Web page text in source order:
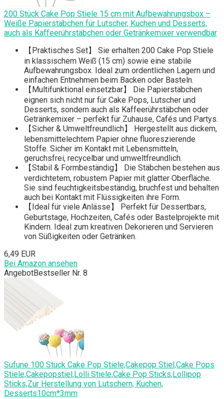
200 Stück Cake Pop Stiele 15 cm mit Aufbewahrungsbox –
Weiße Papierstäbchen für Lutscher, Kuchen und Desserts,
auch als Kaffeerührstäbchen oder Getränkemixer verwendbar
【Praktisches Set】 Sie erhalten 200 Cake Pop Stiele
in klassischem Weiß (15 cm) sowie eine stabile
Aufbewahrungsbox. Ideal zum ordentlichen Lagern und
einfachen Entnehmen beim Backen oder Basteln.
【Multifunktional einsetzbar】 Die Papierstäbchen
eignen sich nicht nur für Cake Pops, Lutscher und
Desserts, sondern auch als Kaffeerührstäbchen oder
Getränkemixer – perfekt für Zuhause, Cafés und Partys.
【Sicher & Umweltfreundlich】 Hergestellt aus dickem,
lebensmittelechtem Papier ohne fluoreszierende
Stoffe. Sicher im Kontakt mit Lebensmitteln,
geruchsfrei, recycelbar und umweltfreundlich.
【Stabil & Formbeständig】 Die Stäbchen bestehen aus
verdichtetem, robustem Papier mit glatter Oberfläche.
Sie sind feuchtigkeitsbeständig, bruchfest und behalten
auch bei Kontakt mit Flüssigkeiten ihre Form.
【Ideal für viele Anlässe】 Perfekt für Dessertbars,
Geburtstage, Hochzeiten, Cafés oder Bastelprojekte mit
Kindern. Ideal zum kreativen Dekorieren und Servieren
von Süßigkeiten oder Getränken.
6,49 EUR
Bei Amazon ansehen
AngebotBestseller Nr. 8
Sufune 100 Stück Cake Pop Stiele,Cakepop Stiel,Cake Pops
Stiele,Cakepopstiel,Lolli Stiele,Cake Pop Sticks,Lollipop
Sticks,Zur Herstellung von Lutschern, Kuchen,
Desserts10cm*3mm